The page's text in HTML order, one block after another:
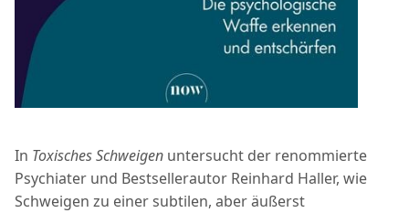
In Toxisches Schweigen untersucht der renommierte
Psychiater und Bestsellerautor Reinhard Haller, wie
Schweigen zu einer subtilen, aber äußerst